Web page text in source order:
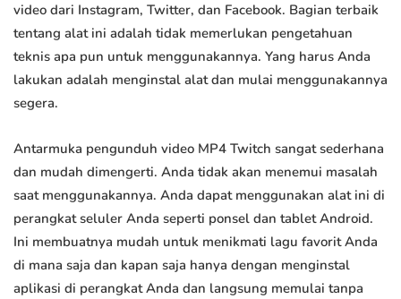
video dari Instagram, Twitter, dan Facebook. Bagian terbaik
tentang alat ini adalah tidak memerlukan pengetahuan
teknis apa pun untuk menggunakannya. Yang harus Anda
lakukan adalah menginstal alat dan mulai menggunakannya
segera.
Antarmuka pengunduh video MP4 Twitch sangat sederhana
dan mudah dimengerti. Anda tidak akan menemui masalah
saat menggunakannya. Anda dapat menggunakan alat ini di
perangkat seluler Anda seperti ponsel dan tablet Android.
Ini membuatnya mudah untuk menikmati lagu favorit Anda
di mana saja dan kapan saja hanya dengan menginstal
aplikasi di perangkat Anda dan langsung memulai tanpa